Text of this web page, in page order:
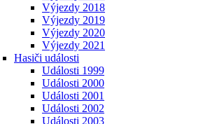
Výjezdy 2018
Výjezdy 2019
Výjezdy 2020
Výjezdy 2021
Hasiči události
Události 1999
Události 2000
Události 2001
Události 2002
Události 2003